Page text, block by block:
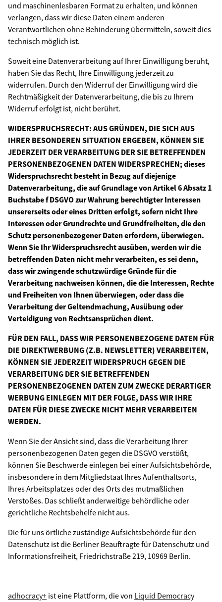
und maschinenlesbaren Format zu erhalten, und können
verlangen, dass wir diese Daten einem anderen
Verantwortlichen ohne Behinderung übermitteln, soweit dies
technisch möglich ist.
Soweit eine Datenverarbeitung auf Ihrer Einwilligung beruht,
haben Sie das Recht, Ihre Einwilligung jederzeit zu
widerrufen. Durch den Widerruf der Einwilligung wird die
Rechtmäßigkeit der Datenverarbeitung, die bis zu Ihrem
Widerruf erfolgt ist, nicht berührt.
WIDERSPRUCHSRECHT: AUS GRÜNDEN, DIE SICH AUS
IHRER BESONDEREN SITUATION ERGEBEN, KÖNNEN SIE
JEDERZEIT DER VERARBEITUNG DER SIE BETREFFENDEN
PERSONENBEZOGENEN DATEN WIDERSPRECHEN; dieses
Widerspruchsrecht besteht in Bezug auf diejenige
Datenverarbeitung, die auf Grundlage von Artikel 6 Absatz 1
Buchstabe f DSGVO zur Wahrung berechtigter Interessen
unsererseits oder eines Dritten erfolgt, sofern nicht Ihre
Interessen oder Grundrechte und Grundfreiheiten, die den
Schutz personenbezogener Daten erfordern, überwiegen.
Wenn Sie Ihr Widerspruchsrecht ausüben, werden wir die
betreffenden Daten nicht mehr verarbeiten, es sei denn,
dass wir zwingende schutzwürdige Gründe für die
Verarbeitung nachweisen können, die die Interessen, Rechte
und Freiheiten von Ihnen überwiegen, oder dass die
Verarbeitung der Geltendmachung, Ausübung oder
Verteidigung von Rechtsansprüchen dient.
FÜR DEN FALL, DASS WIR PERSONENBEZOGENE DATEN FÜR
DIE DIREKTWERBUNG (Z.B. NEWSLETTER) VERARBEITEN,
KÖNNEN SIE JEDERZEIT WIDERSPRUCH GEGEN DIE
VERARBEITUNG DER SIE BETREFFENDEN
PERSONENBEZOGENEN DATEN ZUM ZWECKE DERARTIGER
WERBUNG EINLEGEN MIT DER FOLGE, DASS WIR IHRE
DATEN FÜR DIESE ZWECKE NICHT MEHR VERARBEITEN
WERDEN.
Wenn Sie der Ansicht sind, dass die Verarbeitung Ihrer
personenbezogenen Daten gegen die DSGVO verstößt,
können Sie Beschwerde einlegen bei einer Aufsichtsbehörde,
insbesondere in dem Mitgliedstaat Ihres Aufenthaltsorts,
Ihres Arbeitsplatzes oder des Orts des mutmaßlichen
Verstoßes. Das schließt anderweitige behördliche oder
gerichtliche Rechtsbehelfe nicht aus.
Die für uns örtliche zuständige Aufsichtsbehörde für den
Datenschutz ist die Berliner Beauftragte für Datenschutz und
Informationsfreiheit, Friedrichstraße 219, 10969 Berlin.
adhocracy+ ist eine Plattform, die von Liquid Democracy